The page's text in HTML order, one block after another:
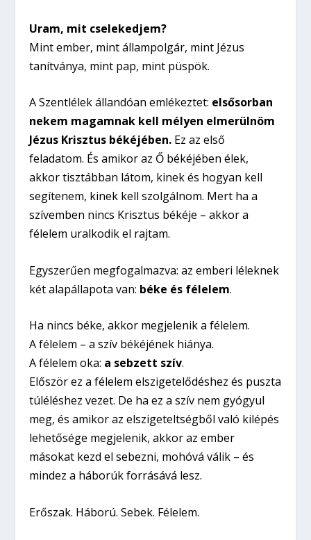
Uram, mit cselekedjem?
Mint ember, mint állampolgár, mint Jézus
tanítványa, mint pap, mint püspök.
A Szentlélek állandóan emlékeztet: elsősorban
nekem magamnak kell mélyen elmerülnöm
Jézus Krisztus békéjében. Ez az első
feladatom. És amikor az Ő békéjében élek,
akkor tisztábban látom, kinek és hogyan kell
segítenem, kinek kell szolgálnom. Mert ha a
szívemben nincs Krisztus békéje – akkor a
félelem uralkodik el rajtam.
Egyszerűen megfogalmazva: az emberi léleknek
két alapállapota van: béke és félelem.
Ha nincs béke, akkor megjelenik a félelem.
A félelem – a szív békéjének hiánya.
A félelem oka: a sebzett szív.
Először ez a félelem elszigetelődéshez és puszta
túléléshez vezet. De ha ez a szív nem gyógyul
meg, és amikor az elszigeteltségből való kilépés
lehetősége megjelenik, akkor az ember
másokat kezd el sebezni, mohóvá válik – és
mindez a háborúk forrásává lesz.
Erőszak. Háború. Sebek. Félelem.